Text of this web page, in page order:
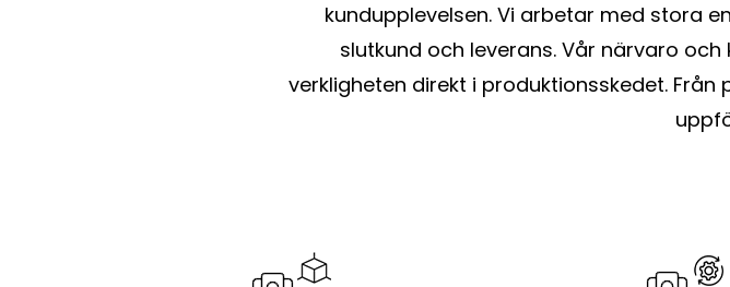
kundupplevelsen. Vi arbetar med stora
slutkund och leverans. Vår närvaro
verkligheten direkt i produktionsskedet.